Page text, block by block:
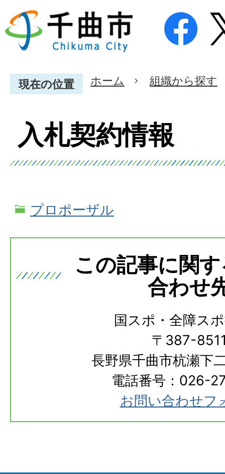
現在の位置 ホーム 組織から探す
入札契約情報
プロポーザル
この記事に関
合わせ
国スポ・全障ス
〒387-
長野県千曲市杭瀬下
電話番号：026-
お問い合わせフ